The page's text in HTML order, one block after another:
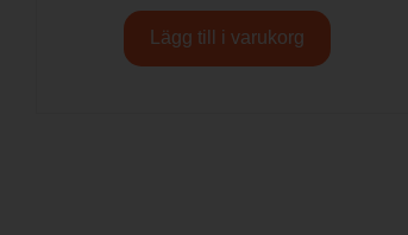
Lägg till i varukorg